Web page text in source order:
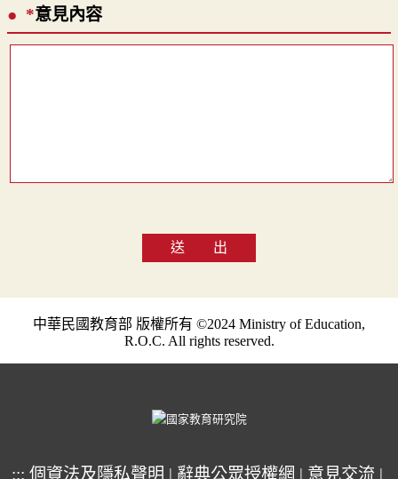
*意見內容
送 出
中華民國教育部 版權所有 ©2024 Ministry of Education,
R.O.C. All rights reserved.
::: 個資法及隱私聲明 | 辭典公眾授權網 | 意見交流 |